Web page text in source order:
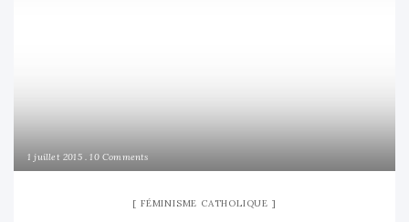
1 juillet 2015 10 Comments
FÉMINISME CATHOLIQUE